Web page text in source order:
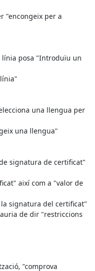
"encongeix per a
línia posa "Introduïu un
una llengua per
una llengua"
signatura de certificat"
així com a "valor de
signatura del certificat"
de dir "restriccions
"comprova